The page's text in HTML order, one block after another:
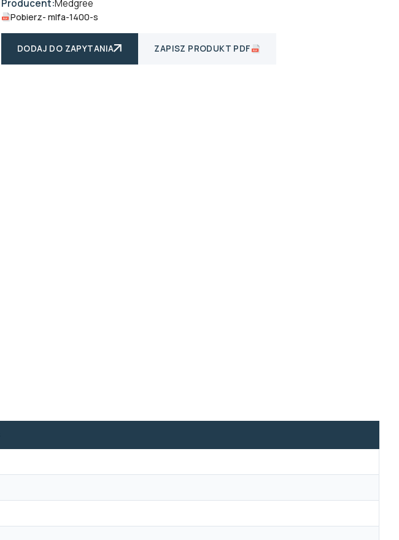
Producent:Medgree
Pobierz- mlfa-1400-s
DODAJ DO ZAPYTANIA ZAPISZ PRODUKT PDF